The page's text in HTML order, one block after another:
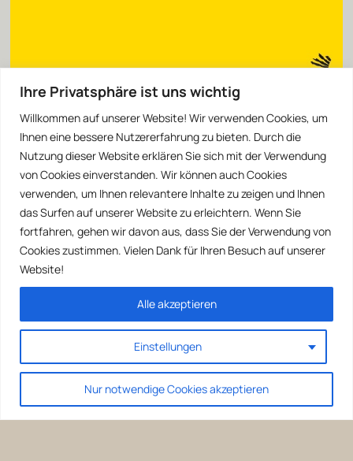
Ihre Privatsphäre ist uns wichtig
Willkommen auf unserer Website! Wir verwenden Cookies, um
Ihnen eine bessere Nutzererfahrung zu bieten. Durch die
Nutzung dieser Website erklären Sie sich mit der Verwendung
von Cookies einverstanden. Wir können auch Cookies
verwenden, um Ihnen relevantere Inhalte zu zeigen und Ihnen
das Surfen auf unserer Website zu erleichtern. Wenn Sie
fortfahren, gehen wir davon aus, dass Sie der Verwendung von
Cookies zustimmen. Vielen Dank für Ihren Besuch auf unserer
Website!
Einstellungen
Nur notwendige Cookies akzeptieren
Alle akzeptieren